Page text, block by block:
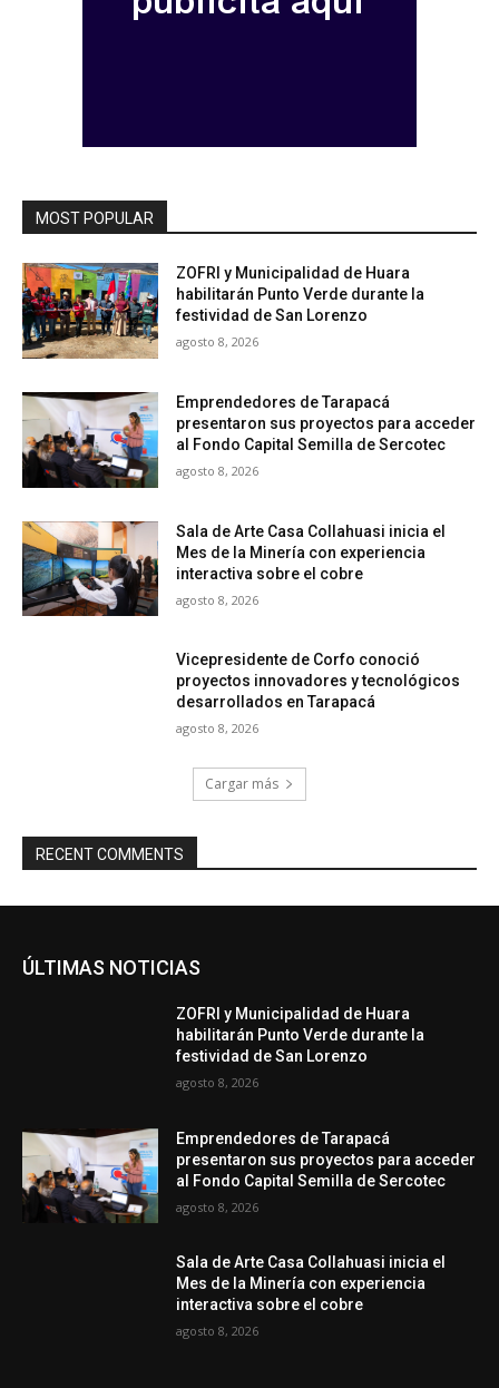
MOST POPULAR
ZOFRI y Municipalidad de Huara
habilitarán Punto Verde durante la
festividad de San Lorenzo
agosto 8, 2026
Emprendedores de Tarapacá
presentaron sus proyectos para acceder
al Fondo Capital Semilla de Sercotec
agosto 8, 2026
Sala de Arte Casa Collahuasi inicia el
Mes de la Minería con experiencia
interactiva sobre el cobre
agosto 8, 2026
Vicepresidente de Corfo conoció
proyectos innovadores y tecnológicos
desarrollados en Tarapacá
agosto 8, 2026
Cargar más
RECENT COMMENTS
ÚLTIMAS NOTICIAS
ZOFRI y Municipalidad de Huara
habilitarán Punto Verde durante la
festividad de San Lorenzo
agosto 8, 2026
Emprendedores de Tarapacá
presentaron sus proyectos para acceder
al Fondo Capital Semilla de Sercotec
agosto 8, 2026
Sala de Arte Casa Collahuasi inicia el
Mes de la Minería con experiencia
interactiva sobre el cobre
agosto 8, 2026